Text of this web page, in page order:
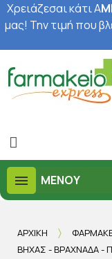
Χρειάζεσαι κάτι Α
μας! Την τιμή που
ΜΕΝΟΎ
ΑΡΧΙΚΉ
ΒΉΧΑΣ - ΒΡΑΧΝΆΔΑ -